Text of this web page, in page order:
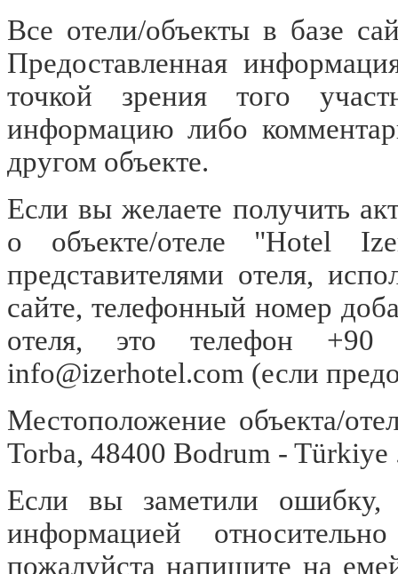
Все отели/объекты в базе
Предоставленная
точкой зрения того
информацию либо
другом объекте.
Если вы желаете получить
о объекте/отеле "Hotel
представителями отеля,
сайте, телефонный номер
отеля, это телефон
info@izerhotel.com (если
Местоположение объекта/
Torba, 48400 Bodrum - Türkiye
Если вы заметили ошибку,
информацией
пожалуйста напишите на